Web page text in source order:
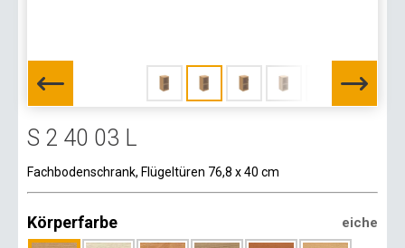
S 2 40 03 L
Fachbodenschrank, Flügeltüren 76,8 x 40 cm
Körperfarbe eiche